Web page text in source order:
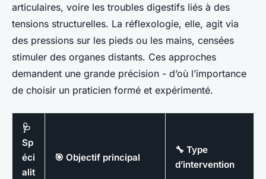
articulaires, voire les troubles digestifs liés à des
tensions structurelles. La réflexologie, elle, agit via
des pressions sur les pieds ou les mains, censées
stimuler des organes distants. Ces approches
demandent une grande précision - d’où l’importance
de choisir un praticien formé et expérimenté.
🩺
Sp
éci
alit
🎯 Objectif principal
🔧 Type
d’intervention